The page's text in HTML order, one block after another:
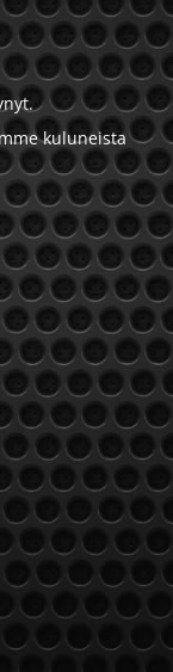
kuluneista